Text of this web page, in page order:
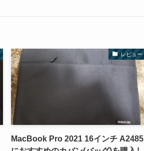
レビュー
MacBook Pro 2021 16インチ A2485